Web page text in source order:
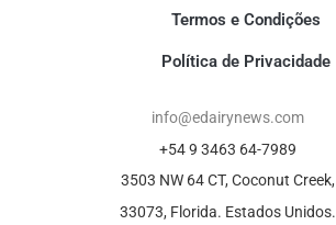
Termos e Condições
Política de Privacidade
info@edairynews.com
+54 9 3463 64-7989
3503 NW 64 CT, Coconut Creek,
33073, Florida. Estados Unidos.